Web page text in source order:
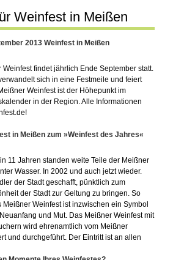
Weinfest in Meißen
2013 Weinfest in Meißen
findet jährlich Ende September statt.
sich in eine Festmeile und feiert
Weinfest ist der Höhepunkt im
in der Region. Alle Informationen
in Meißen zum »Weinfest des Jahres«
11 Jahren standen weite Teile der Meißner
Wasser. In 2002 und auch jetzt wieder.
der Stadt geschafft, pünktlich zum
der Stadt zur Geltung zu bringen. So
Weinfest ist inzwischen ein Symbol
und Mut. Das Meißner Weinfest mit
wird ehrenamtlich vom Meißner
und durchgeführt. Der Eintritt ist an allen